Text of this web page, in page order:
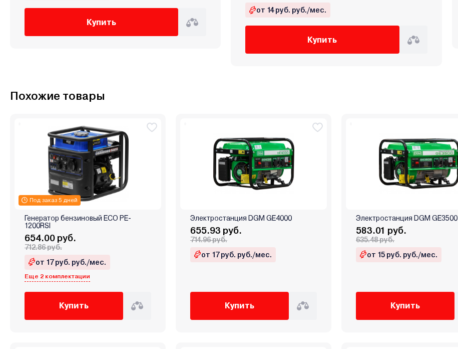
Купить
от 14 руб. руб./мес.
Купить
Похожие товары
Под заказ 5 дней
Генератор бензиновый ECO PE-
1200RSI
654.00 руб.
712.86 руб.
от 17 руб. руб./мес.
Еще 2 комплектации
Купить
Электростанция DGM GE4000
655.93 руб.
714.96 руб.
от 17 руб. руб./мес.
Купить
Электростанция DGM GE3500
583.01 руб.
635.48 руб.
от 15 руб. руб./мес.
Купить